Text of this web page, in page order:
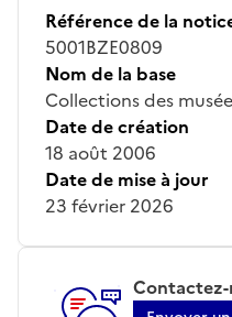
Référence de la
5001BZE0809
Nom de la base
Collections des
Date de création
18 août 2006
Date de mise à jour
23 février 2026